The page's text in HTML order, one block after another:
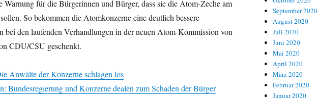
Warnung für die Bürgerinnen und Bürger, dass sie die Atom-Zeche am
So bekommen die Atomkonzerne eine deutlich bessere
bei den laufenden Verhandlungen in der neuen Atom-Kommission von
CDU/CSU geschenkt.
Anwälte der Konzerne schlagen los
Bundesregierung und Konzerne dealen zum Schaden der Bürger
September 2020
August 2020
Juli 2020
Juni 2020
Mai 2020
April 2020
März 2020
Februar 2020
Januar 2020